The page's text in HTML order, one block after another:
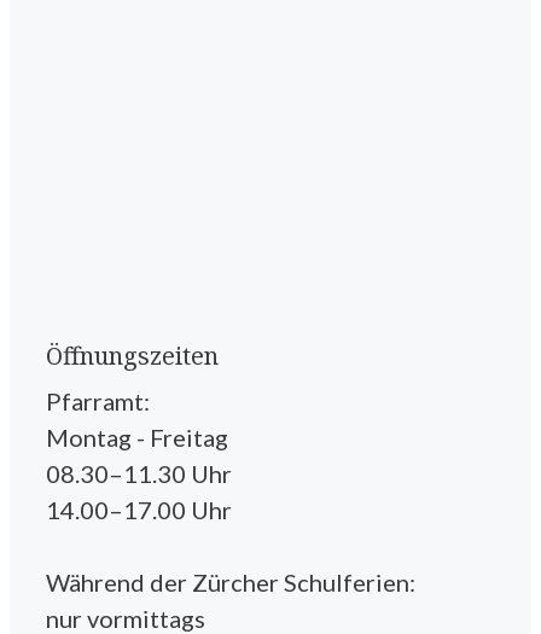
Öffnungszeiten
Pfarramt:
Montag - Freitag
08.30–11.30 Uhr
14.00–17.00 Uhr
Während der Zürcher Schulferien:
nur vormittags